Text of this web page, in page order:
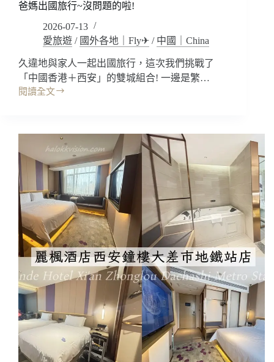
爸媽出國旅行~沒問題的啦!
2026-07-13
愛旅遊 / 國外各地｜Fly✈ / 中國｜China
久違地與家人一起出國旅行，這次我們挑戰了
「中國香港＋西安」的雙城組合! 一邊是繁…
閱讀全文
中
助
港
＋
西
安
自
由
行
天
六
攻
略:
台
胞